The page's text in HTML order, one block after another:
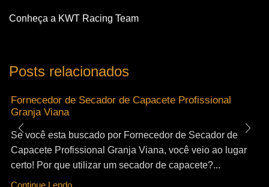
Conheça a KWT Racing Team
Posts relacionados
Fornecedor de Secador de Capacete Profissional
Granja Viana
Se você esta buscado por Fornecedor de Secador de
Capacete Profissional Granja Viana, você veio ao lugar
certo! Por que utilizar um secador de capacete?...